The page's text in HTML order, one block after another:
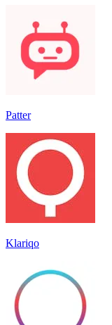
Patter
Klariqo